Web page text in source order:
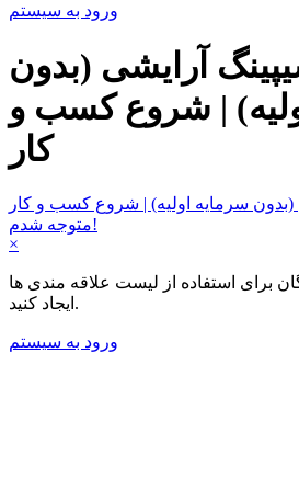
ورود به سیستم
آرایشی (بدون
| شروع کسب و
کار
(بدون سرمایه اولیه) | شروع کسب و کار
متوجه شدم!
×
برای استفاده از لیست علاقه مندی ها
ایجاد کنید.
ورود به سیستم